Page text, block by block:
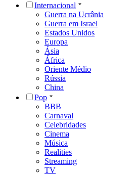
Internacional
Guerra na Ucrânia
Guerra em Israel
Estados Unidos
Europa
Ásia
África
Oriente Médio
Rússia
China
Pop
BBB
Carnaval
Celebridades
Cinema
Música
Realities
Streaming
TV